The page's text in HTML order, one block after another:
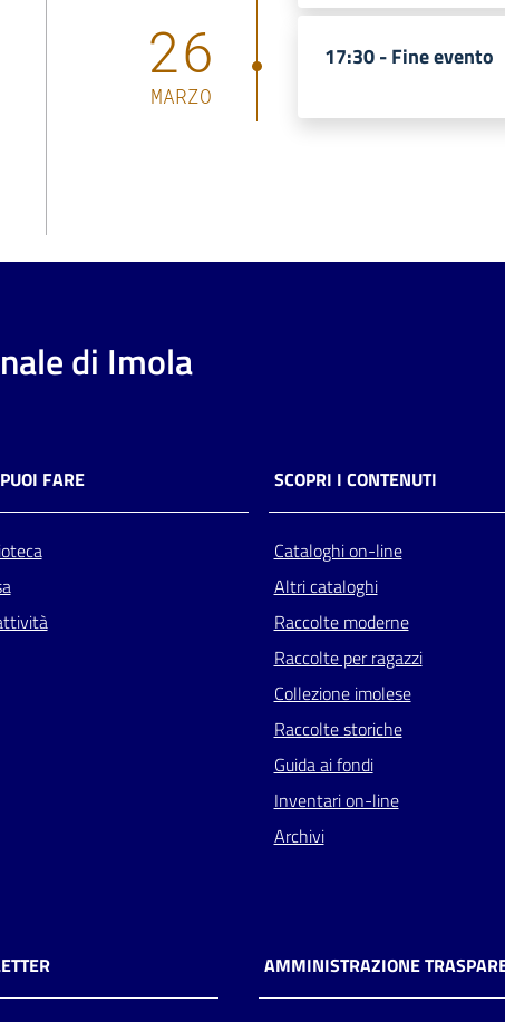
26
MARZO
17:30 -Fine evento
di Imola
FARE SCOPRI I CONTENUTI
Cataloghi on-line
Altri cataloghi
Raccolte moderne
Raccolte per ragazzi
Collezione imolese
Raccolte storiche
Guida ai fondi
Inventari on-line
Archivi
AMMINISTRAZIONE